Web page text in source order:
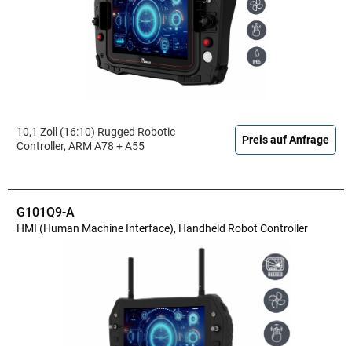
10,1 Zoll (16:10) Rugged Robotic
Controller, ARM A78 + A55
Preis auf Anfrage
G101Q9-A
HMI (Human Machine Interface), Handheld Robot Controller